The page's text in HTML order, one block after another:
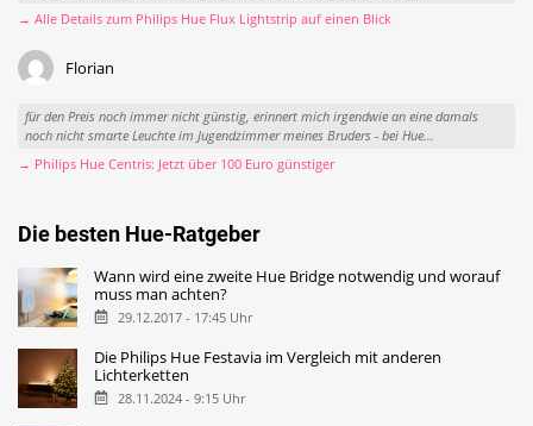
→ Alle Details zum Philips Hue Flux Lightstrip auf einen Blick
Florian
für den Preis noch immer nicht günstig, erinnert mich irgendwie an eine damals
noch nicht smarte Leuchte im Jugendzimmer meines Bruders - bei Hue...
→ Philips Hue Centris: Jetzt über 100 Euro günstiger
Die besten Hue-Ratgeber
Wann wird eine zweite Hue Bridge notwendig und worauf
muss man achten?
29.12.2017 - 17:45 Uhr
Die Philips Hue Festavia im Vergleich mit anderen
Lichterketten
28.11.2024 - 9:15 Uhr